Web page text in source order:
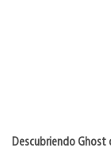
Descubriendo Ghost